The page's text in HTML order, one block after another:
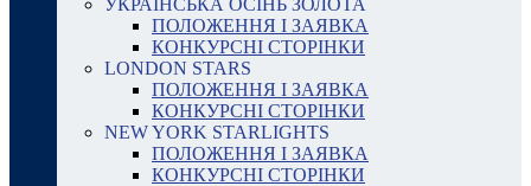
УКРАЇНСЬКА ОСІНЬ ЗОЛОТА
ПОЛОЖЕННЯ І ЗАЯВКА
КОНКУРСНІ СТОРІНКИ
LONDON STARS
ПОЛОЖЕННЯ І ЗАЯВКА
КОНКУРСНІ СТОРІНКИ
NEW YORK STARLIGHTS
ПОЛОЖЕННЯ І ЗАЯВКА
КОНКУРСНІ СТОРІНКИ